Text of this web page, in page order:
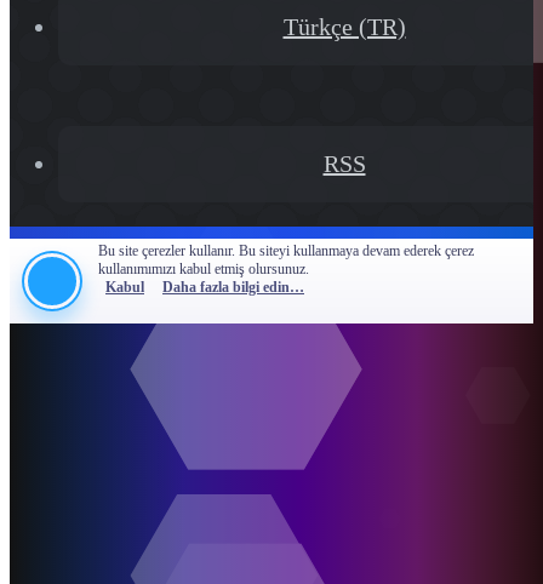
Türkçe (TR)
RSS
Bu site çerezler kullanır. Bu siteyi kullanmaya devam ederek çerez
kullanımımızı kabul etmiş olursunuz.
Kabul
Daha fazla bilgi edin…